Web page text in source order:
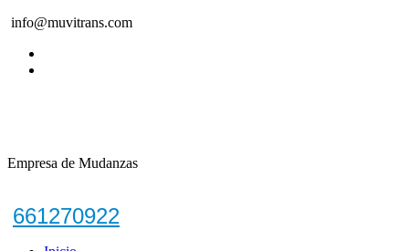
info@muvitrans.com
Empresa de Mudanzas
661270922